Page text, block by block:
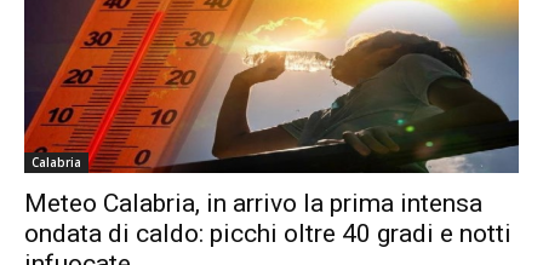
Calabria
Meteo Calabria, in arrivo la prima intensa
ondata di caldo: picchi oltre 40 gradi e notti